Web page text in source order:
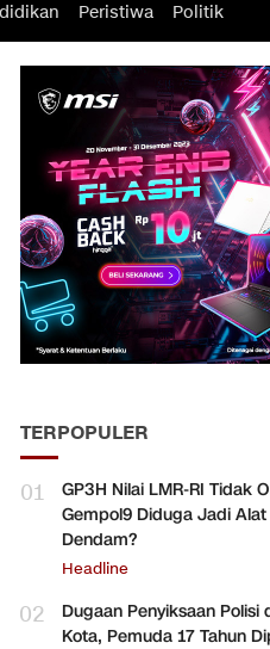
Peristiwa Politik
TERPOPULER
01
GP3H Nilai LMR-RI Tidak
Gempol9 Diduga Jadi Alat
Dendam?
Headline
02
Dugaan Penyiksaan Polisi
Kota, Pemuda 17 Tahun